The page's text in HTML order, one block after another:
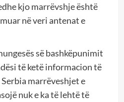
kjo marrëvshje është
në veri antenat e
së bashkëpunimit
të ketë informacion të
marrëveshjet e
nuk e ka të lehtë të